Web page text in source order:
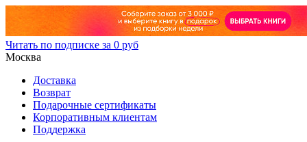
Читать по подписке за 0 руб
Москва
Доставка
Возврат
Подарочные сертификаты
Корпоративным клиентам
Поддержка